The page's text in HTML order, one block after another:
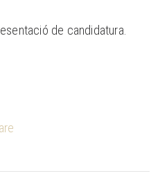
de candidatura.